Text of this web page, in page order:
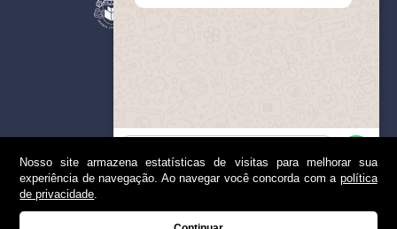
Nosso site armazena estatísticas de visitas para melhorar sua
experiência de navegação. Ao navegar você concorda com a política
de privacidade.